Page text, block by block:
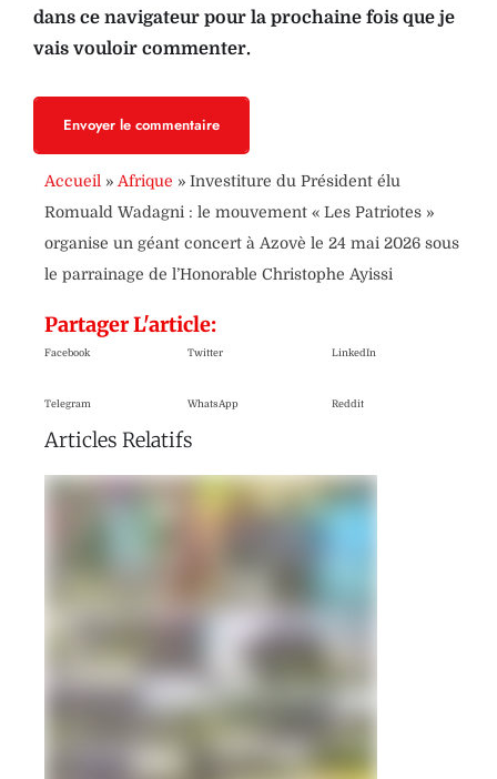
dans ce navigateur pour la prochaine fois que je
vais vouloir commenter.
Envoyer le commentaire
Accueil » Afrique » Investiture du Président élu
Romuald Wadagni : le mouvement « Les Patriotes »
organise un géant concert à Azovè le 24 mai 2026 sous
le parrainage de l’Honorable Christophe Ayissi
Partager L'article:
Facebook Twitter LinkedIn
Telegram WhatsApp Reddit
Articles Relatifs